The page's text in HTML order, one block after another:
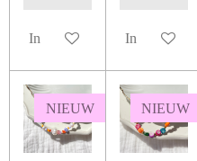
In winkelwagen In
NIEUW NIEUW